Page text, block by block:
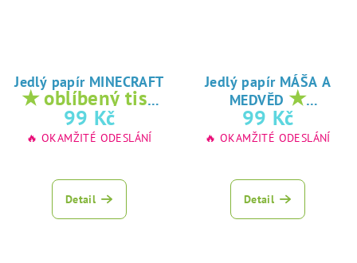
Jedlý papír MINECRAFT
★ oblíbený tisk
na jedlý papír
99 Kč
🔥 OKAMŽITÉ ODESLÁNÍ
Detail
Jedlý papír MÁŠA A
MEDVĚD ★
oblíbený tisk na
jedlý papír
99 Kč
🔥 OKAMŽITÉ ODESLÁNÍ
Detail